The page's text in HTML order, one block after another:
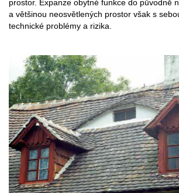
prostor. Expanze obytné funkce do původně
a většinou neosvětlených prostor však s
technické problémy a rizika.